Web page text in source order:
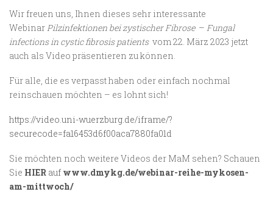
Wir freuen uns, Ihnen dieses sehr interessante
WebinarPilzinfektionen bei zystischer Fibrose – Fungal
infections in cystic fibrosis patients vom 22. März 2023 jetzt
auch als Video präsentieren zu können.
Für alle, die es verpasst haben oder einfach nochmal
reinschauen möchten – es lohnt sich!
https://video.uni-wuerzburg.de/iframe/?
securecode=fa16453d6f00aca7880fa01d
Sie möchten noch weitere Videos der MaM sehen? Schauen
Sie HIER auf www.dmykg.de/webinar-reihe-mykosen-
am-mittwoch/